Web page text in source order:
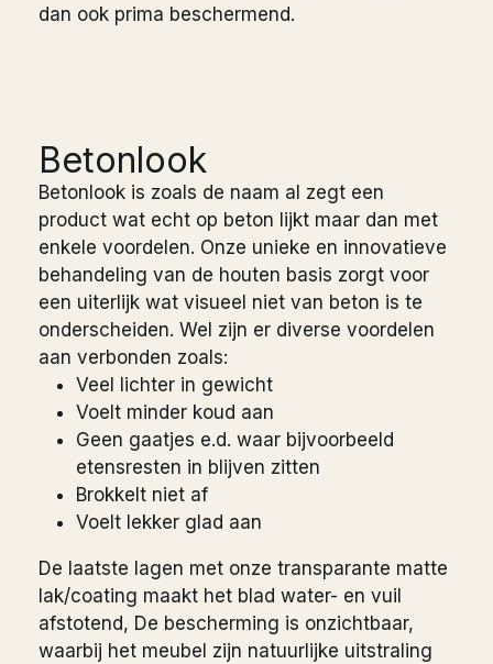
dan ook prima beschermend.
Betonlook
Betonlook is zoals de naam al zegt een
product wat echt op beton lijkt maar dan met
enkele voordelen. Onze unieke en innovatieve
behandeling van de houten basis zorgt voor
een uiterlijk wat visueel niet van beton is te
onderscheiden. Wel zijn er diverse voordelen
aan verbonden zoals:
Veel lichter in gewicht
Voelt minder koud aan
Geen gaatjes e.d. waar bijvoorbeeld
etensresten in blijven zitten
Brokkelt niet af
Voelt lekker glad aan
De laatste lagen met onze transparante matte
lak/coating maakt het blad water- en vuil
afstotend, De bescherming is onzichtbaar,
waarbij het meubel zijn natuurlijke uitstraling